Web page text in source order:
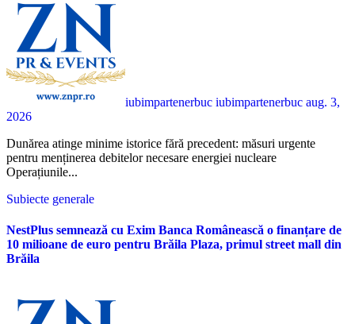
iubimpartenerbuc iubimpartenerbuc aug. 3,
2026
Dunărea atinge minime istorice fără precedent: măsuri urgente
pentru menținerea debitelor necesare energiei nucleare
Operațiunile...
Subiecte generale
NestPlus semnează cu Exim Banca Românească o finanțare de
10 milioane de euro pentru Brăila Plaza, primul street mall din
Brăila